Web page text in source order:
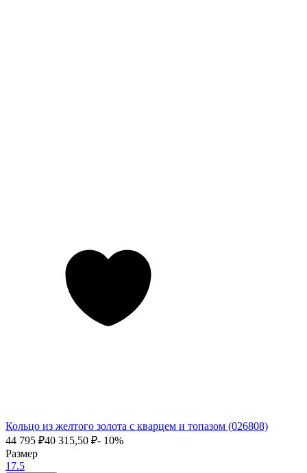
Кольцо из желтого золота с кварцем и топазом (026808)
44 795 ₽40 315,50 ₽- 10%
Размер
17.5